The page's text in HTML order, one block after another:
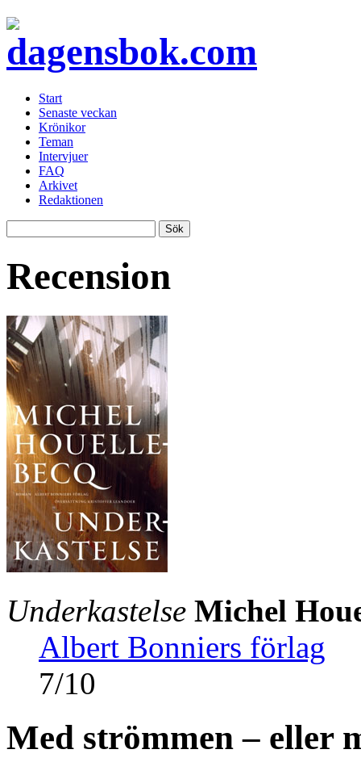
Start
Senaste veckan
Krönikor
Teman
Intervjuer
FAQ
Arkivet
Redaktionen
Recension
Underkastelse Michel
Albert Bonniers förlag
7/10
Med strömmen – eller